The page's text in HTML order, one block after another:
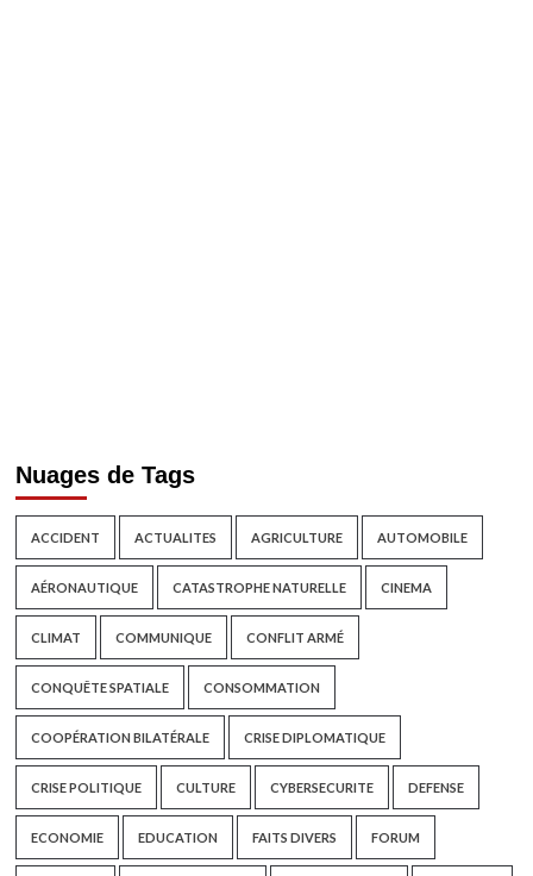
Nuages de Tags
ACCIDENT ACTUALITES AGRICULTURE AUTOMOBILE
AÉRONAUTIQUE CATASTROPHE NATURELLE CINEMA
CLIMAT COMMUNIQUE CONFLIT ARMÉ
CONQUÊTE SPATIALE CONSOMMATION
COOPÉRATION BILATÉRALE CRISE DIPLOMATIQUE
CRISE POLITIQUE CULTURE CYBERSECURITE DEFENSE
ECONOMIE EDUCATION FAITS DIVERS FORUM